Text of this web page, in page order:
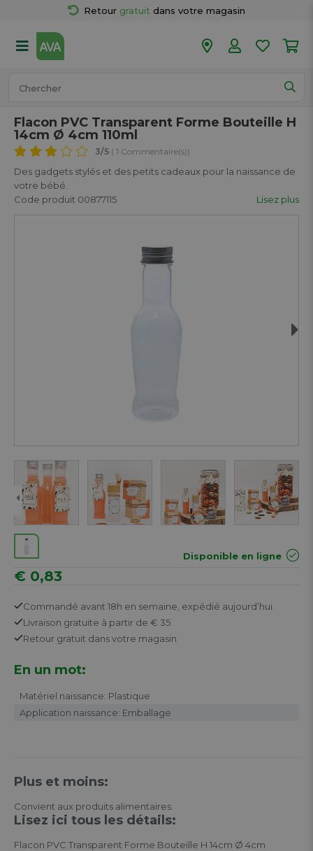
Retour gratuit dans votre magasin
Commandé avant 18h en semaine,
expédié aujourd’hui.
Flacon PVC Transparent Forme Bouteille H
14cm Ø 4cm 110ml
3/5 ( 1 Commentaire(s))
Des gadgets stylés et des petits cadeaux pour la naissance de
votre bébé.
Code produit 00877115
Lisez plus
Disponible en ligne
€ 0,83
Commandé avant 18h en semaine, expédié aujourd’hui.
Livraison gratuite à partir de € 35
Retour gratuit dans votre magasin
En un mot:
Matériel naissance: Plastique
Application naissance: Emballage
Plus et moins:
Convient aux produits alimentaires.
Lisez ici tous les détails:
Flacon PVC Transparent Forme Bouteille H 14cm Ø 4cm